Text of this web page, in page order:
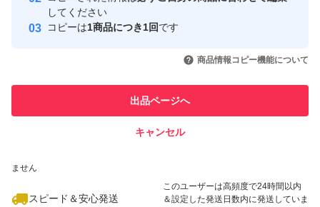
取引実績
引を完了させた実績があります
での取引実績があります
ません
スピード＆安心発送
このユーザーは高頻度で24時間以内
＆設定した発送日数内に発送していま
してください
コピーは1商品につき1回です
商品情報コピー機能について
出品ページへ
キャンセル